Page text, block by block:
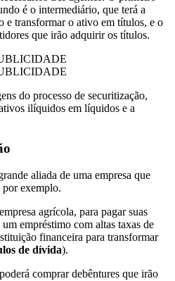
é o intermediário, que terá a
e transformar o ativo em títulos, e o
que irão adquirir os títulos.
do processo de securitização,
ilíquidos em líquidos e a
aliada de uma empresa que
por exemplo.
agrícola, para pagar suas
empréstimo com altas taxas de
financeira para transformar
de dívida).
comprar debêntures que irão